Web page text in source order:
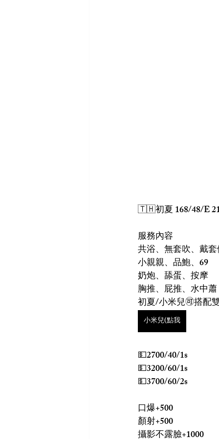
🇹🇭初夏 168/48/E
服務內容
共浴、無套吹、戴
小親親、品鮑、69
奶炮、舔蛋、按摩
胸推、屁推、水中蕭
初夏/小米兒🉑搭配
小米兒(點我
💵2700/40/1s
💵3200/60/1s
💵3700/60/2s
口爆+500
顏射+500
攝影不露臉+1000